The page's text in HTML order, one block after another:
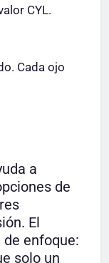
CYL.
Cada ojo
a
de
El
enfoque:
solo un